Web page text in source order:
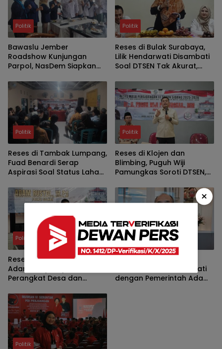
Politik
Bawaslu Jember
Roadshow Kunjungan
Parpol, NasDem Siapkan
Politik
Reses di Bulak Surabaya,
Lilik Hendarwati Disambati
Soal DTSEN Tak Akurat,
Legalitas UMKM
Politik
Reses di Tambak Lumpang,
Fuad Benardi Serap
Aspirasi Soal Status Lahan
Politik
Reses di Klojen dan
Blimbing, Puguh Wiji
Pamungkas Soroti DTSEN,
Bedah Rumah di Kota
Malang
Politik
Reses di Plaosan Wonoayu,
Adam Rusydi Apresiasi
Perangkat Desa dan
Usulan TPS dan Lapangan
Olahraga
Politik
Prabowo soal PDIP Sehati
dengan Pemerintah Ada
Politik
×